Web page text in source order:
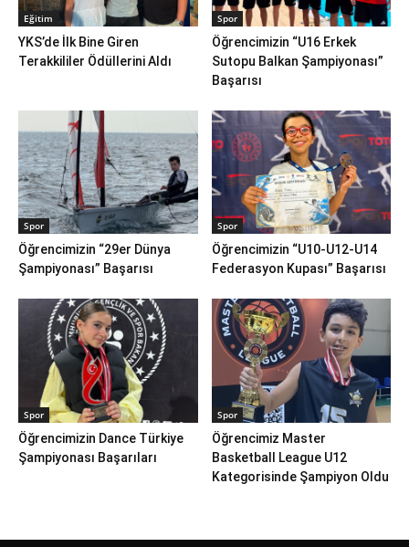
Eğitim
YKS’de İlk Bine Giren
Terakkililer Ödüllerini Aldı
Spor
Öğrencimizin “U16 Erkek
Sutopu Balkan Şampiyonası”
Başarısı
Spor
Öğrencimizin “29er Dünya
Şampiyonası” Başarısı
Spor
Öğrencimizin “U10-U12-U14
Federasyon Kupası” Başarısı
Spor
Öğrencimizin Dance Türkiye
Şampiyonası Başarıları
Spor
Öğrencimiz Master
Basketball League U12
Kategorisinde Şampiyon Oldu